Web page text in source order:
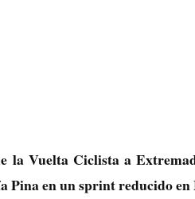
la Vuelta Ciclista a
Pina en un sprint reducido